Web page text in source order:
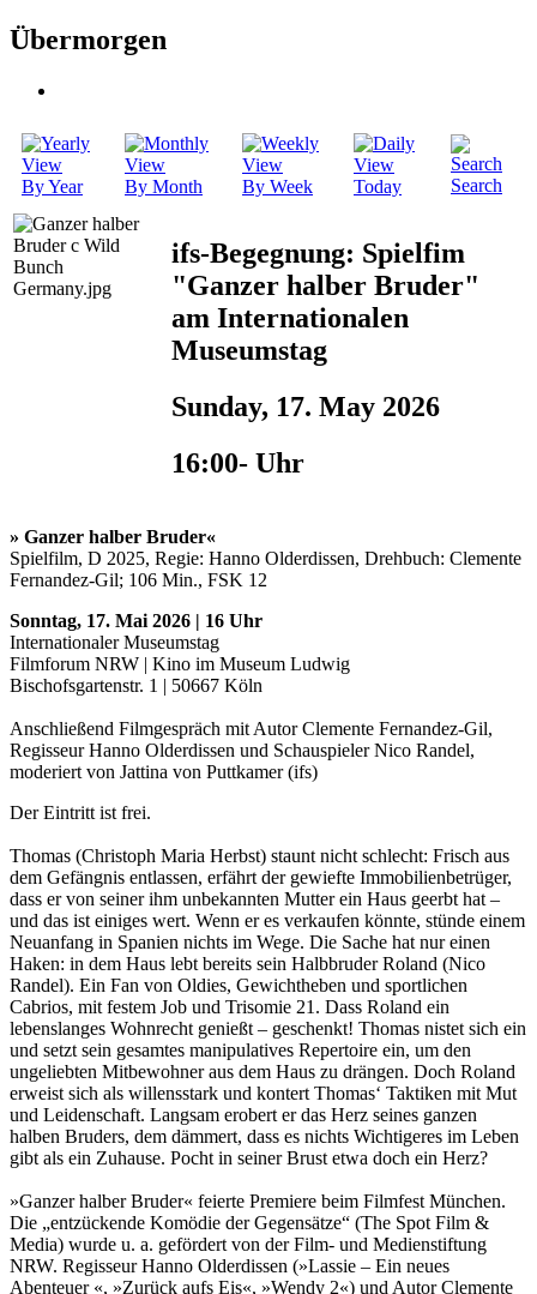
Übermorgen
By Year By Month By Week Today Search
ifs-Begegnung: Spielfim
"Ganzer halber Bruder"
am Internationalen
Museumstag
Sunday, 17. May 2026
16:00- Uhr
» Ganzer halber Bruder«
Spielfilm, D 2025, Regie: Hanno Olderdissen, Drehbuch: Clemente
Fernandez-Gil; 106 Min., FSK 12
Sonntag, 17. Mai 2026 | 16 Uhr
Internationaler Museumstag
Filmforum NRW | Kino im Museum Ludwig
Bischofsgartenstr. 1 | 50667 Köln
Anschließend Filmgespräch mit Autor Clemente Fernandez-Gil,
Regisseur Hanno Olderdissen und Schauspieler Nico Randel,
moderiert von Jattina von Puttkamer (ifs)
Der Eintritt ist frei.
Thomas (Christoph Maria Herbst) staunt nicht schlecht: Frisch aus
dem Gefängnis entlassen, erfährt der gewiefte Immobilienbetrüger,
dass er von seiner ihm unbekannten Mutter ein Haus geerbt hat –
und das ist einiges wert. Wenn er es verkaufen könnte, stünde einem
Neuanfang in Spanien nichts im Wege. Die Sache hat nur einen
Haken: in dem Haus lebt bereits sein Halbbruder Roland (Nico
Randel). Ein Fan von Oldies, Gewichtheben und sportlichen
Cabrios, mit festem Job und Trisomie 21. Dass Roland ein
lebenslanges Wohnrecht genießt – geschenkt! Thomas nistet sich ein
und setzt sein gesamtes manipulatives Repertoire ein, um den
ungeliebten Mitbewohner aus dem Haus zu drängen. Doch Roland
erweist sich als willensstark und kontert Thomas‘ Taktiken mit Mut
und Leidenschaft. Langsam erobert er das Herz seines ganzen
halben Bruders, dem dämmert, dass es nichts Wichtigeres im Leben
gibt als ein Zuhause. Pocht in seiner Brust etwa doch ein Herz?
»Ganzer halber Bruder« feierte Premiere beim Filmfest München.
Die „entzückende Komödie der Gegensätze“ (The Spot Film &
Media) wurde u. a. gefördert von der Film- und Medienstiftung
NRW. Regisseur Hanno Olderdissen (»Lassie – Ein neues
Abenteuer «, »Zurück aufs Eis«, »Wendy 2«) und Autor Clemente